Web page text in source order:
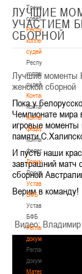
Тренерский
совет
Республиканская
коллегия
судей
Республиканская
коллегия
судей
Контакты
Контакты
Контакты
федерации
Контакты
федерации
Документы
Документы
Устав
БФБ
Устав
БФБ
Регламентирующие
документы
Регламентирующие
документы
Материалы
ЛУЧШИЕ
УЧАСТИЕМ
СБОРНОЙ
Лучшие моменты
женской сборной
Пока у
Чемпионате мира
игровые моменты
памяти
И пусть наши
завтрашний матч
сборной
Верим в команду!
Видео: